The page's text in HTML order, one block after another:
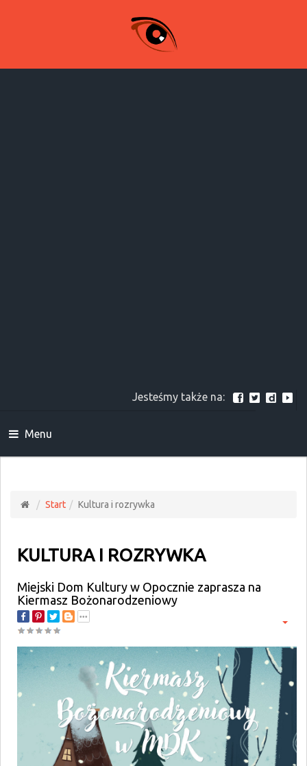
Jesteśmy także na:
Menu
Start Kultura i rozrywka
KULTURA I ROZRYWKA
Miejski Dom Kultury w Opocznie zaprasza na
Kiermasz Bożonarodzeniowy